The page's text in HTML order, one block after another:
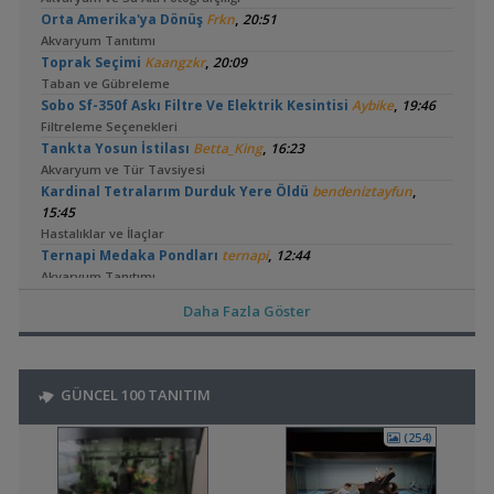
Orta Amerika'ya Dönüş Frkn, 20:51
Akvaryum Tanıtımı
Toprak Seçimi Kaangzkr, 20:09
Taban ve Gübreleme
Sobo Sf-350f Askı Filtre Ve Elektrik Kesintisi Aybike, 19:46
Filtreleme Seçenekleri
Tankta Yosun İstilası Betta_King, 16:23
Akvaryum ve Tür Tavsiyesi
Kardinal Tetralarım Durduk Yere Öldü bendeniztayfun,
15:45
Hastalıklar ve İlaçlar
Ternapi Medaka Pondları ternapi, 12:44
Akvaryum Tanıtımı
Akvaryum ve Tür Tavsiyesi
Melek BalığıMilners,00:08
Ne Yapmalıyım
Yeni Üye Forumu
Balkondaki Pondum Çok Isınıyor.SaviaSora,18:18
Bitki Akvaryumları Genel
Çözemediğim Problem aquaticathearmi,16:35
Daha Fazla Göster
GÜNCEL 100 TANITIM
(254)